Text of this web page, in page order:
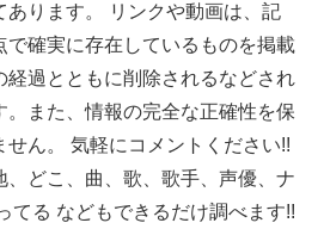
あります。 リンクや動画は、記
で確実に存在しているものを掲載
経過とともに削除されるなどされ
。また、情報の完全な正確性を保
ん。 気軽にコメントください!!
、どこ、曲、歌、歌手、声優、ナ
てる などもできるだけ調べます!!